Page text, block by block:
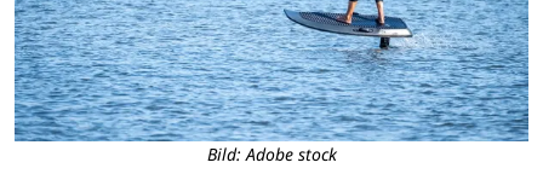
Bild: Adobe stock